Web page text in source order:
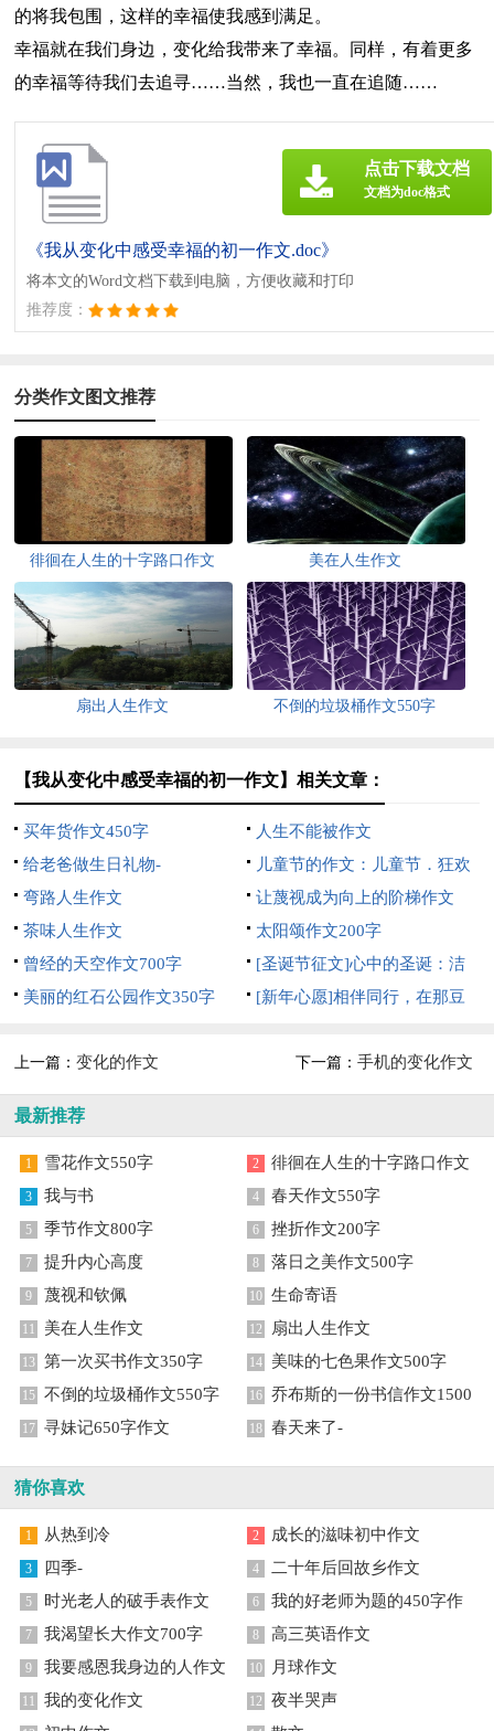
的将我包围，这样的幸福使我感到满足。
幸福就在我们身边，变化给我带来了幸福。同样，有着更多
的幸福等待我们去追寻……当然，我也一直在追随……
《我从变化中感受幸福的初一作文.doc》
将本文的Word文档下载到电脑，方便收藏和打印
推荐度：
点击下载文档
文档为doc格式
分类作文图文推荐
徘徊在人生的十字路口作文 美在人生作文
扇出人生作文 不倒的垃圾桶作文550字
【我从变化中感受幸福的初一作文】相关文章：
买年货作文450字
人生不能被作文
给老爸做生日礼物-
儿童节的作文：儿童节．狂欢
日-550字
弯路人生作文
让蔑视成为向上的阶梯作文
600字
茶味人生作文
太阳颂作文200字
曾经的天空作文700字
[圣诞节征文]心中的圣诞：洁
净、美丽拥有净化力-
美丽的红石公园作文350字
[新年心愿]相伴同行，在那豆
上一篇：变化的作文 下一篇：手机的变化作文
最新推荐
1 雪花作文550字 2 徘徊在人生的十字路口作文
3 我与书 4 春天作文550字
5 季节作文800字 6 挫折作文200字
7 提升内心高度 8 落日之美作文500字
9 蔑视和钦佩 10 生命寄语
11 美在人生作文 12 扇出人生作文
13 第一次买书作文350字 14 美味的七色果作文500字
15 不倒的垃圾桶作文550字 16 乔布斯的一份书信作文1500
字
17 寻妹记650字作文 18 春天来了-
猜你喜欢
1 从热到冷 2 成长的滋味初中作文
3 四季- 4 二十年后回故乡作文
5 时光老人的破手表作文 6
我的好老师为题的450字作
文
7 我渴望长大作文700字 8 高三英语作文
9 我要感恩我身边的人作文 10 月球作文
11 我的变化作文 12 夜半哭声